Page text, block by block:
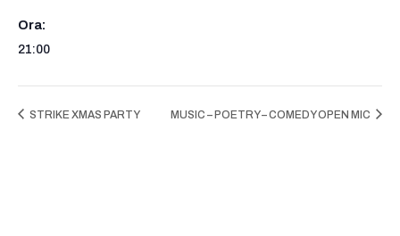
Ora:
21:00
STRIKE XMAS PARTY MUSIC – POETRY – COMEDY OPEN MIC